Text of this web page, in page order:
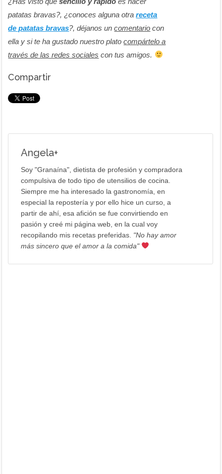
patatas bravas?, ¿conoces alguna otra receta
de patatas bravas?, déjanos uncomentario con
ella y si te ha gustado nuestro platocompártelo a
través de las redes sociales con tus amigos.
Compartir
Angela+
Soy "Granaína", dietista de profesión y compradora
compulsiva de todo tipo de utensilios de cocina.
Siempre me ha interesado la gastronomía, en
especial la repostería y por ello hice un curso, a
partir de ahí, esa afición se fue convirtiendo en
pasión y creé mi página web, en la cual voy
recopilando mis recetas preferidas. "No hay amor
más sincero que el amor a la comida"